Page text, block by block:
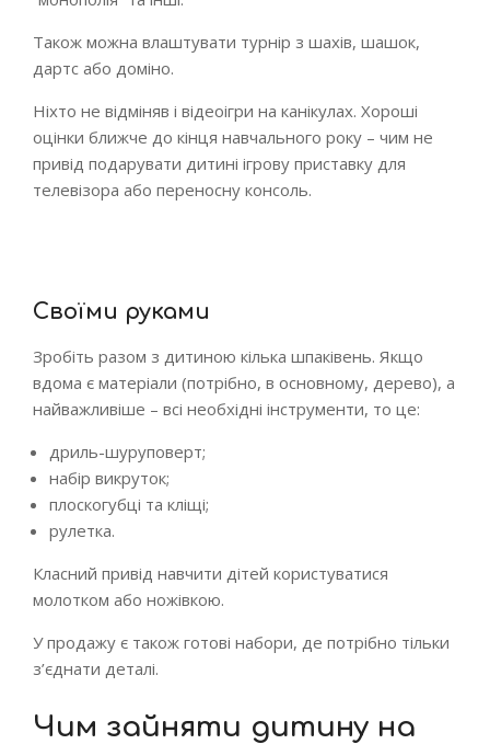
Також можна влаштувати турнір з шахів, шашок,
дартс або доміно.
Ніхто не відміняв і відеоігри на канікулах. Хороші
оцінки ближче до кінця навчального року – чим не
привід подарувати дитині ігрову приставку для
телевізора або переносну консоль.
Своїми руками
Зробіть разом з дитиною кілька шпаківень. Якщо
вдома є матеріали (потрібно, в основному, дерево), а
найважливіше – всі необхідні інструменти, то це:
дриль-шуруповерт;
набір викруток;
плоскогубці та кліщі;
рулетка.
Класний привід навчити дітей користуватися
молотком або ножівкою.
У продажу є також готові набори, де потрібно тільки
з’єднати деталі.
Чим зайняти дитину на